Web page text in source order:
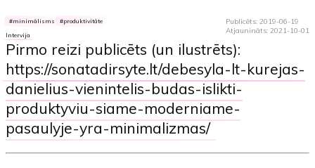
Publicēts: 2019-06-19
Atjaunināts: 2021-10-01
minimālisms produktivitāte
Intervija
Pirmo reizi publicēts (un ilustrēts):
https://sonatadirsyte.lt/debesyla-lt-kurejas-
danielius-vienintelis-budas-islikti-
produktyviu-siame-moderniame-
pasaulyje-yra-minimalizmas/